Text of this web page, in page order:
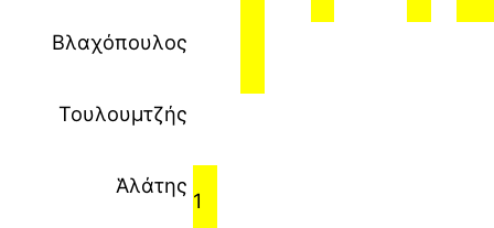
Βλαχόπουλος
Τουλουμτζής
Ἁλάτης
1